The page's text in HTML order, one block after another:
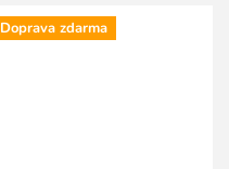
mapami pro dobrodružné...
Doprava zdarma